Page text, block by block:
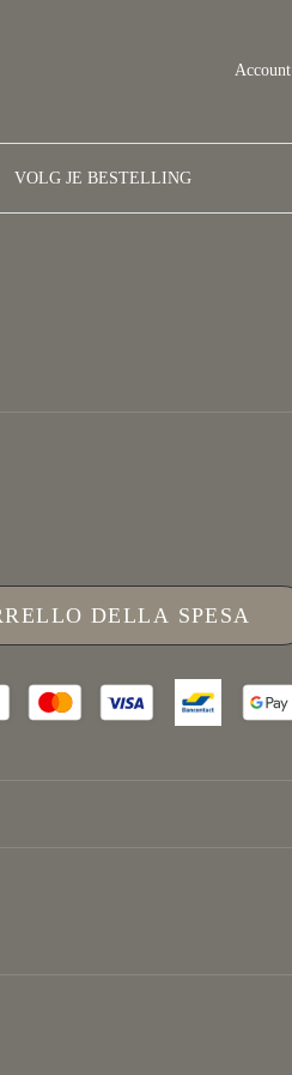
Account
VOLG JE BESTELLING
DELLA SPESA